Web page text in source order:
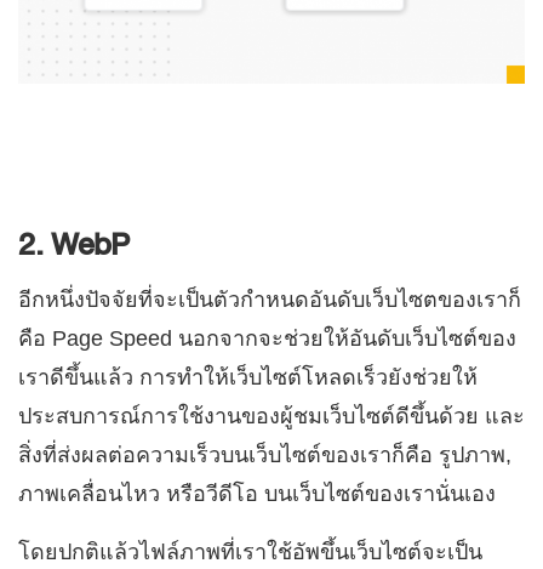
2. WebP
อีกหนึ่งปัจจัยที่จะเป็นตัวกำหนดอันดับเว็บไซตของเราก็
คือ Page Speed นอกจากจะช่วยให้อันดับเว็บไซต์ของ
เราดีขึ้นแล้ว การทำให้เว็บไซต์โหลดเร็วยังช่วยให้
ประสบการณ์การใช้งานของผู้ชมเว็บไซต์ดีขึ้นด้วย และ
สิ่งที่ส่งผลต่อความเร็วบนเว็บไซต์ของเราก็คือ รูปภาพ,
ภาพเคลื่อนไหว หรือวีดีโอ บนเว็บไซต์ของเรานั่นเอง
โดยปกติแล้วไฟล์ภาพที่เราใช้อัพขึ้นเว็บไซต์จะเป็น